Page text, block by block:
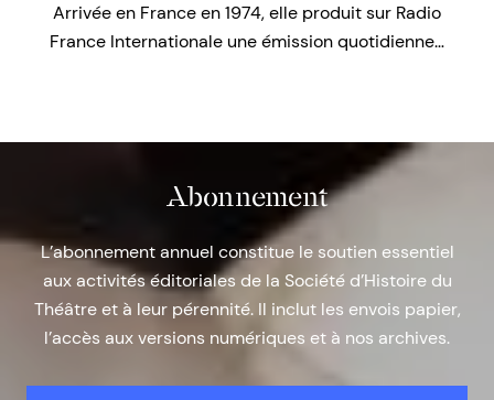
Arrivée en France en 1974, elle produit sur Radio
France Internationale une émission quotidienne…
Abonnement
L’abonnement annuel constitue le soutien essentiel
aux activités éditoriales de la Société d’Histoire du
Théâtre et à leur pérennité. Il inclut les envois papier,
l’accès aux versions numériques et à nos archives.